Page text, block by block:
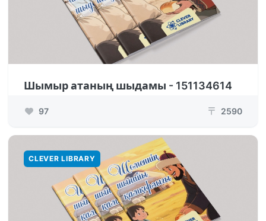
Шымыр атаның шыдамы - 151134614
97 ₸ 2590
CLEVER LIBRARY